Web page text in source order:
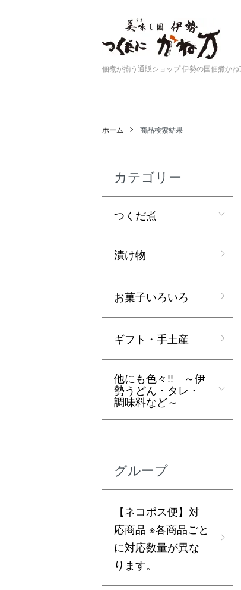
佃煮が揃う通販ショップ 伊勢の国佃煮かね
ホーム 商品検索結果
カテゴリー
つくだ煮
漬け物
お菓子いろいろ
ギフト・手土産
他にも色々!! ～伊
勢うどん・タレ・
調味料など～
グループ
【ネコポス便】対
応商品 ※各商品ごと
に対応数量が異な
ります。